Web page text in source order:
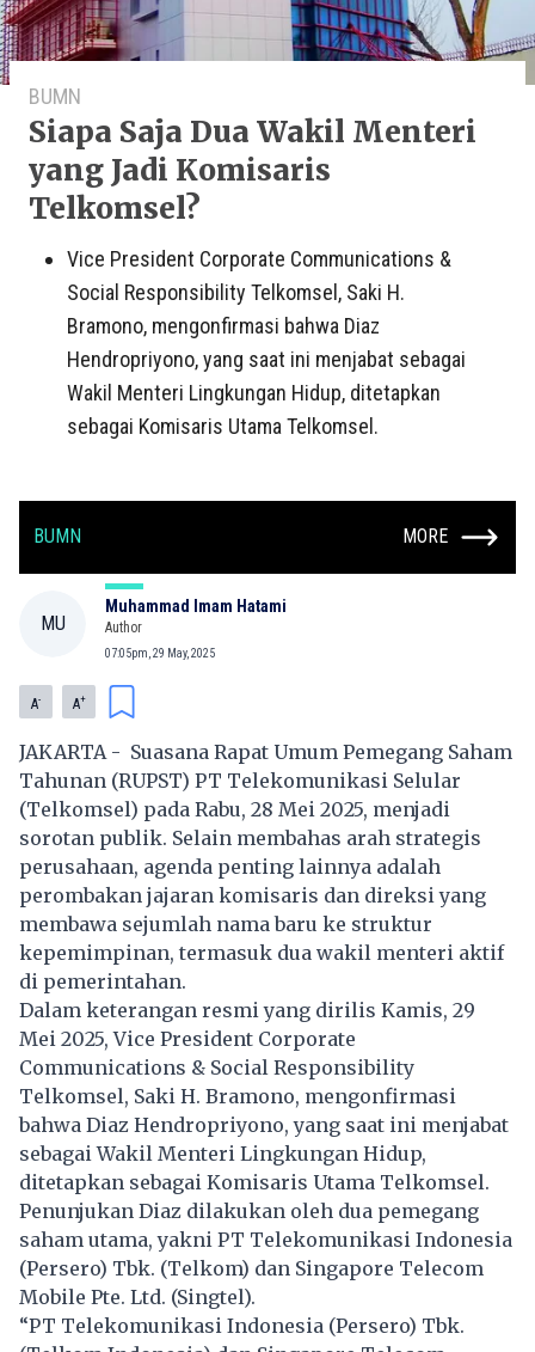
BUMN
Siapa Saja Dua Wakil Menteri
yang Jadi Komisaris
Telkomsel?
Vice President Corporate Communications &
Social Responsibility Telkomsel, Saki H.
Bramono, mengonfirmasi bahwa Diaz
Hendropriyono, yang saat ini menjabat sebagai
Wakil Menteri Lingkungan Hidup, ditetapkan
sebagai Komisaris Utama Telkomsel.
BUMN MORE
MU
Muhammad Imam Hatami
Author
07:05pm, 29 May, 2025
A- A+
JAKARTA - Suasana Rapat Umum Pemegang Saham
Tahunan (RUPST) PT Telekomunikasi Selular
(Telkomsel) pada Rabu, 28 Mei 2025, menjadi
sorotan publik. Selain membahas arah strategis
perusahaan, agenda penting lainnya adalah
perombakan jajaran komisaris dan direksi yang
membawa sejumlah nama baru ke struktur
kepemimpinan, termasuk dua wakil menteri aktif
di pemerintahan.
Dalam keterangan resmi yang dirilis Kamis, 29
Mei 2025, Vice President Corporate
Communications & Social Responsibility
Telkomsel, Saki H. Bramono, mengonfirmasi
bahwa Diaz Hendropriyono, yang saat ini menjabat
sebagai Wakil Menteri Lingkungan Hidup,
ditetapkan sebagai Komisaris Utama Telkomsel.
Penunjukan Diaz dilakukan oleh dua pemegang
saham utama, yakni PT Telekomunikasi Indonesia
(Persero) Tbk. (Telkom) dan Singapore Telecom
Mobile Pte. Ltd. (Singtel).
“PT Telekomunikasi Indonesia (Persero) Tbk.